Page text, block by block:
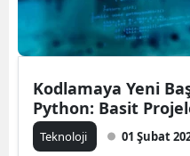
Kodlamaya Yeni
Python: Basit
Teknoloji 01 Şubat